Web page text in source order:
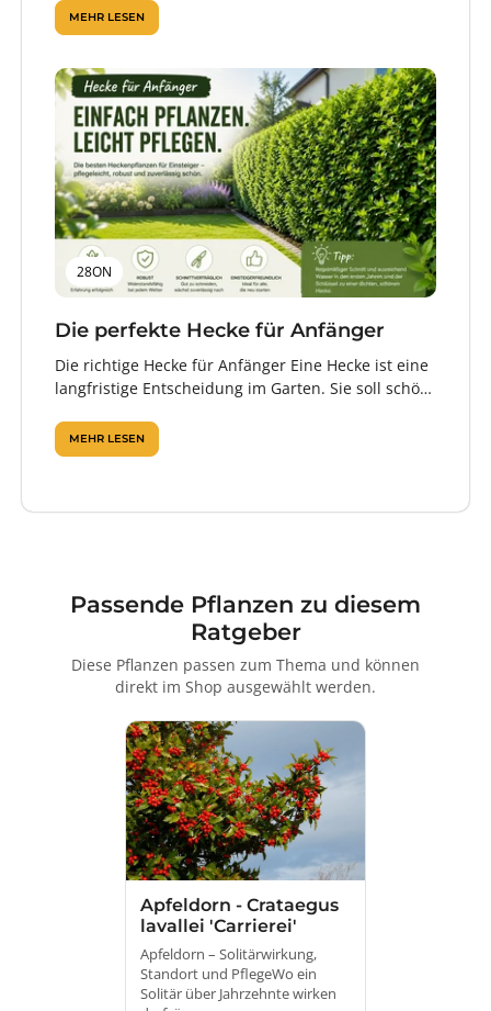
ausreichend...
MEHR LESEN
28ON
Die perfekte Hecke für Anfänger
Die richtige Hecke für Anfänger Eine Hecke ist eine
langfristige Entscheidung im Garten. Sie soll schön
MEHR LESEN
Passende Pflanzen zu diesem
Ratgeber
Diese Pflanzen passen zum Thema und können
direkt im Shop ausgewählt werden.
Apfeldorn - Crataegus
lavallei 'Carrierei'
Apfeldorn – Solitärwirkung,
Standort und PflegeWo ein
Solitär über Jahrzehnte wirken